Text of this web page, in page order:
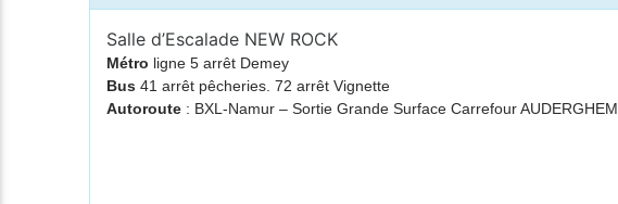
Salle d’Escalade NEW ROCK
Métro ligne 5 arrêt Demey
Bus 41 arrêt pêcheries. 72 arrêt Vignette
Autoroute : BXL-Namur – Sortie Grande Surface Carrefour AUDERGHEM